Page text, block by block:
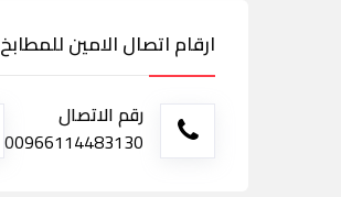
ارقام اتصال الامين
رقم الاتصال
00966114483130